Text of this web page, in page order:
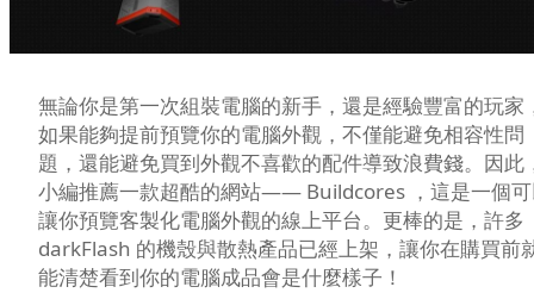
無論你是第一次組裝電腦的新手，還是經驗豐富的玩家
如果能夠提前預覽你的電腦外觀，不僅能避免相容性問
題，還能避免買到外觀不喜歡的配件導致浪費錢。因此
小編推薦一款超酷的網站—— Buildcores ，這是一個
讓你預覽客製化電腦外觀的線上平台。更棒的是，許多
darkFlash 的機殼與散熱產品已經上架，讓你在購買前
能清楚看到你的電腦成品會是什麼樣子！